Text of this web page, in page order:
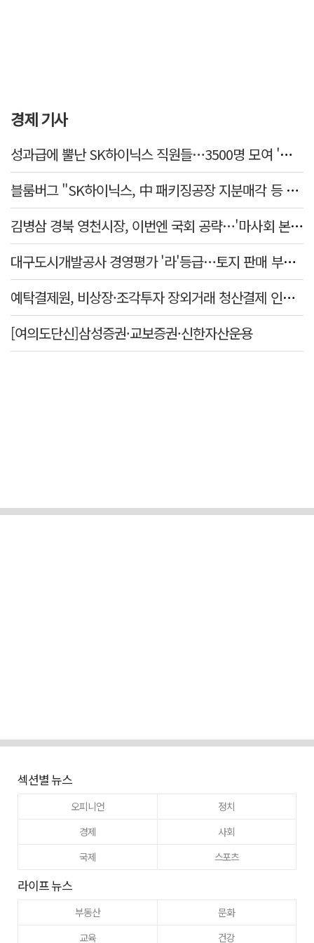
경제 기사
성과급에 뿔난 SK하이닉스 직원들…3500명 모여 '새 노조' 만든다
블룸버그 "SK하이닉스, 中 패키징공장 지분매각 등 검토"
김병삼 경북 영천시장, 이번엔 국회 공략…'마사회 본사 이전·광역교통망 확충' 요청
대구도시개발공사 경영평가 '라'등급…토지 판매 부진에 1년 만에 두 단계 '뚝'
예탁결제원, 비상장·조각투자 장외거래 청산결제 인프라 구축 착수…연내 가동
[여의도단신]삼성증권·교보증권·신한자산운용
섹션별 뉴스
오피니언
정치
경제
사회
국제
스포츠
라이프 뉴스
부동산
문화
교육
건강